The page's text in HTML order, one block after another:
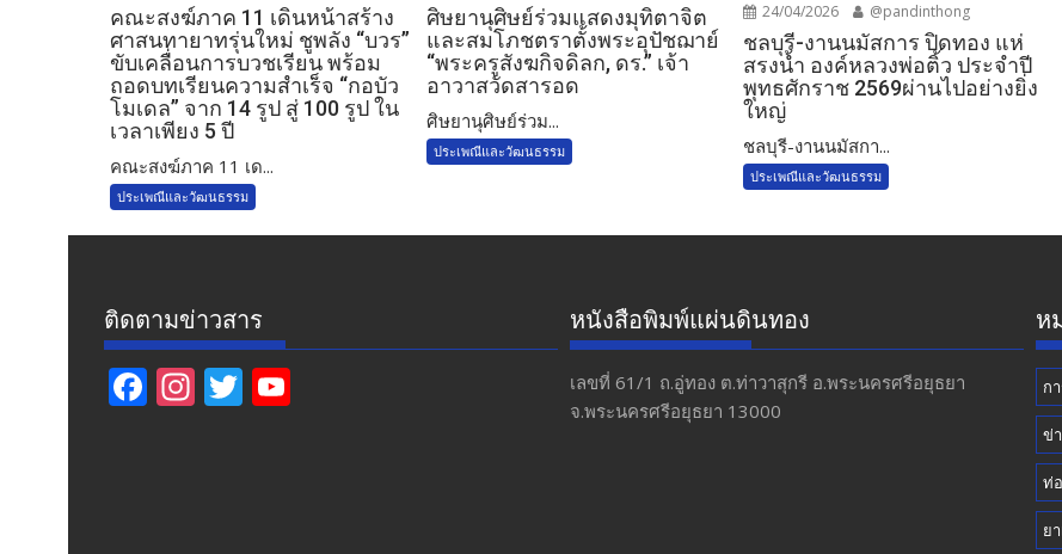
คณะสงฆ์ภาค 11 เดินหน้าสร้าง
ศาสนทายาทรุ่นใหม่ ชูพลัง “บวร”
ขับเคลื่อนการบวชเรียน พร้อม
ถอดบทเรียนความสำเร็จ “กอบัว
โมเดล” จาก 14 รูป สู่ 100 รูป ใน
เวลาเพียง 5 ปี
คณะสงฆ์ภาค 11 เด...
ประเพณีและวัฒนธรรม
ศิษยานุศิษย์ร่วมแสดงมุทิตาจิต
และสมโภชตราตั้งพระอุปัชฌาย์
“พระครูสังฆกิจดิลก, ดร.” เจ้า
อาวาสวัดสารอด
ศิษยานุศิษย์ร่วม...
ประเพณีและวัฒนธรรม
24/04/2026 @pandinthong
ชลบุรี-งานนมัสการ ปิดทอง แห่
สรงน้ำ องค์หลวงพ่อติ้ว ประจำปี
พุทธศักราช 2569ผ่านไปอย่างยิ่ง
ใหญ่
ชลบุรี-งานนมัสกา...
ประเพณีและวัฒนธรรม
ติดตามข่าวสาร
F In T
หนังสือพิมพ์แผ่นดินทอง
เลขที่ 61/1 ถ.อู่ทอง​ ต.​ท่าวาสุกรี​ อ.พระนครศรีอยุธยา​
จ.พระนครศรีอยุธยา 13000
ห
ก
ข่
ท่
ย